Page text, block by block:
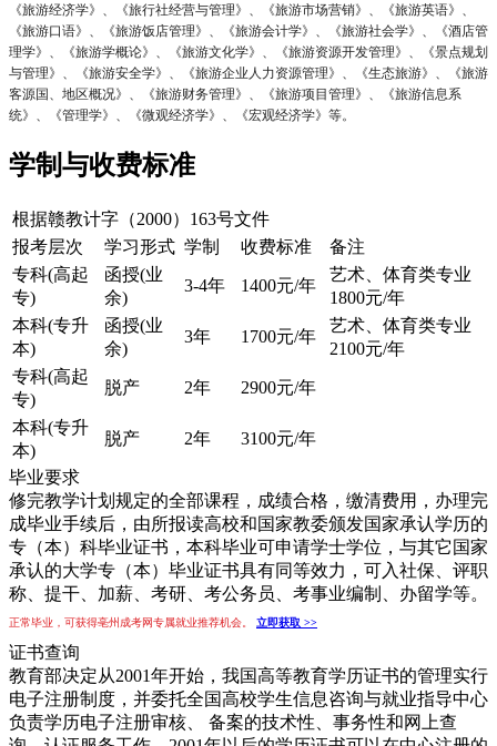
《旅游经济学》、《旅行社经营与管理》、《旅游市场营销》、《旅游英语》、
《旅游口语》、《旅游饭店管理》、《旅游会计学》、《旅游社会学》、《酒店管
理学》、《旅游学概论》、《旅游文化学》、《旅游资源开发管理》、《景点规划
与管理》、《旅游安全学》、《旅游企业人力资源管理》、《生态旅游》、《旅游
客源国、地区概况》、《旅游财务管理》、《旅游项目管理》、《旅游信息系
统》、《管理学》、《微观经济学》、《宏观经济学》等。
学制与收费标准
根据赣教计字（2000）163号文件
报考层次
学习形式 学制 收费标准
备注
专科(高起
专)
函授(业
余)
3-4年 1400元/年
艺术、体育类专业
1800元/年
本科(专升
本)
函授(业
余)
3年 1700元/年
艺术、体育类专业
2100元/年
专科(高起
专)
脱产 2年 2900元/年
本科(专升
本)
脱产 2年 3100元/年
毕业要求
修完教学计划规定的全部课程，成绩合格，缴清费用，办理完
成毕业手续后，由所报读高校和国家教委颁发国家承认学历的
专（本）科毕业证书，本科毕业可申请学士学位，与其它国家
承认的大学专（本）毕业证书具有同等效力，可入社保、评职
称、提干、加薪、考研、考公务员、考事业编制、办留学等。
正常毕业，可获得亳州成考网专属就业推荐机会。 立即获取 >>
证书查询
教育部决定从2001年开始，我国高等教育学历证书的管理实行
电子注册制度，并委托全国高校学生信息咨询与就业指导中心
负责学历电子注册审核、 备案的技术性、事务性和网上查